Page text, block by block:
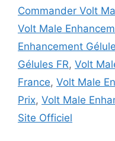
Commander Volt
Volt Male
Enhancement
Gélules FR, Volt
France, Volt Male
Prix, Volt Male
Site Officiel